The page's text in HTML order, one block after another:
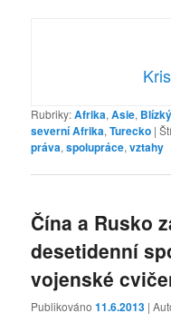
Rubriky:Afrika,Asie,
severní Afrika,Turecko |
práva,spolupráce,vztahy
Čína a Rusko
desetidenní
vojenské
Publikováno11.6.2013 |